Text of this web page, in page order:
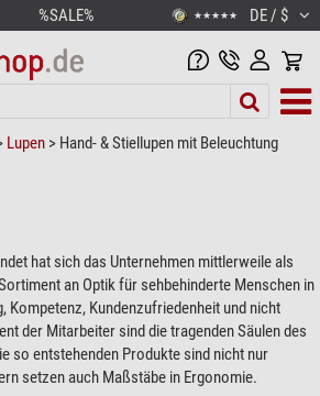
%SALE% ★★★★★ DE / $
Lupen > Hand- & Stiellupen mit Beleuchtung
hat sich das Unternehmen mittlerweile als
an Optik für sehbehinderte Menschen in
Kompetenz, Kundenzufriedenheit und nicht
der Mitarbeiter sind die tragenden Säulen des
so entstehenden Produkte sind nicht nur
setzen auch Maßstäbe in Ergonomie.